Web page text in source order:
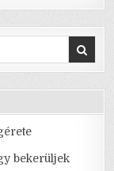
bekerüljek